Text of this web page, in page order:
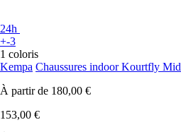
24h
+-3
1 coloris
Kempa Chaussures indoor Kourtfly Mid
À partir de 180,00 €
153,00 €